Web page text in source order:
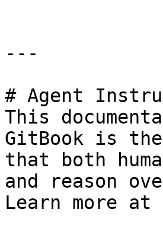
---
# Agent
This
GitBook is
that both
and reason
Learn more at